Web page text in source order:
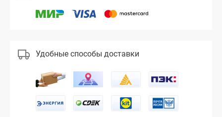
Удобные способы доставки